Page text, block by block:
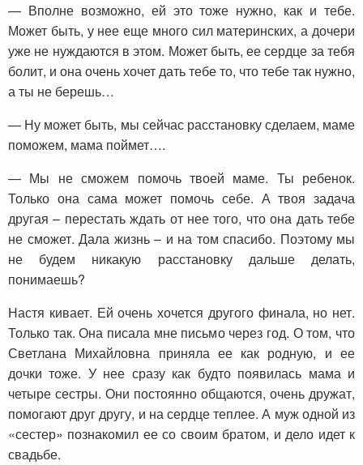
— Вполне возможно, ей это тоже нужно, как и тебе.
Может быть, у нее еще много сил материнских, а дочери
уже не нуждаются в этом. Может быть, ее сердце за тебя
болит, и она очень хочет дать тебе то, что тебе так нужно,
а ты не берешь…
— Ну может быть, мы сейчас расстановку сделаем, маме
поможем, мама поймет….
— Мы не сможем помочь твоей маме. Ты ребенок.
Только она сама может помочь себе. А твоя задача
другая – перестать ждать от нее того, что она дать тебе
не сможет. Дала жизнь – и на том спасибо. Поэтому мы
не будем никакую расстановку дальше делать,
понимаешь?
Настя кивает. Ей очень хочется другого финала, но нет.
Только так. Она писала мне письмо через год. О том, что
Светлана Михайловна приняла ее как родную, и ее
дочки тоже. У нее сразу как будто появилась мама и
четыре сестры. Они постоянно общаются, очень дружат,
помогают друг другу, и на сердце теплее. А муж одной из
«сестер» познакомил ее со своим братом, и дело идет к
свадьбе.